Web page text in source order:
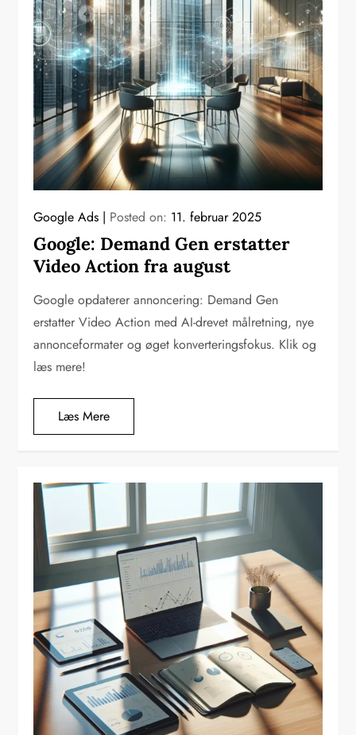
Google Ads Posted on: 11. februar 2025
Google: Demand Gen erstatter
Video Action fra august
Google opdaterer annoncering: Demand Gen
erstatter Video Action med AI-drevet målretning, nye
annonceformater og øget konverteringsfokus. Klik og
læs mere!
Læs Mere